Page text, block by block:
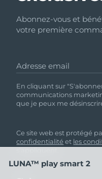
Abonnez-vous et
votre première
Adresse email
En cliquant sur
communications
que je peux me
Ce site web est protégé
confidentialité et les
LUNA™ play smart 2